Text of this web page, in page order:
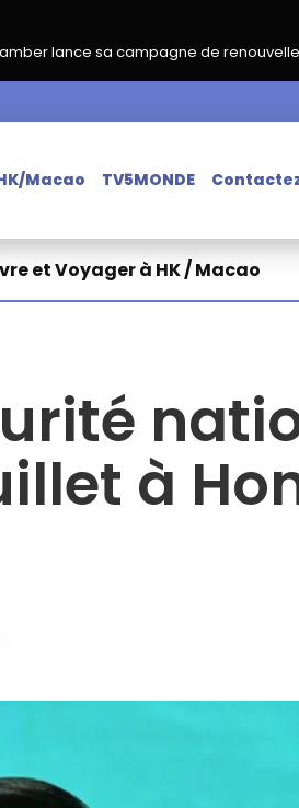
campagne de renouvellement 2026‑2027
Macao TV5MONDE
et Voyager à HK / Macao
à